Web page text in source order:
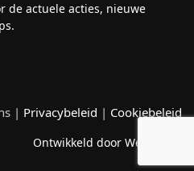
de actuele acties, nieuwe
| Privacybeleid | Cookiebeleid
Ontwikkeld door Webzuiver